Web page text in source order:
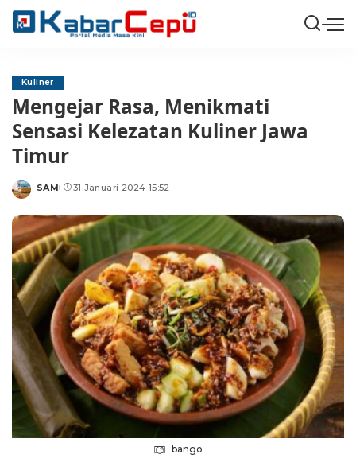
Kuliner
Mengejar Rasa, Menikmati
Sensasi Kelezatan Kuliner Jawa
Timur
Posted
SAM 31 Januari 2024 15:52
bango